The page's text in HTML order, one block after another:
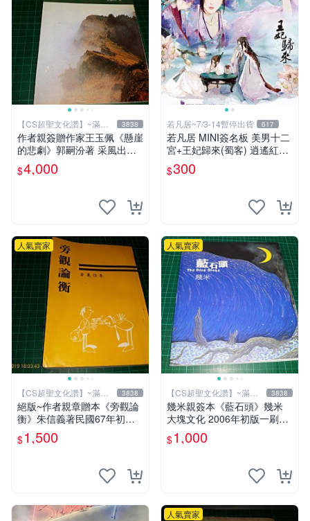
【CS超聖文化讚】~滿千
元送運
3838
作者親簽贈作家王玉佩《懸崖
的悲劇》郭嗣汾著 采風出版
民國77年初版 【CS超聖文化
讚】
$4,000
若凡居~7/3-14暫停出貨 617
若凡居 MINI簽名板 美男十二
宮+王妃歸來(蜀客) 逍遙紅塵
&貓君笑豬&何何舞 親筆簽名
簽名板
$300
人氣賣家
【CS超聖文化讚】~滿千
元送運
3838
絕版~作者親章贈本《旁觀論
衡》朱信義著民國67年初版
泛黃 【CS超聖文化讚】
$1,500
人氣賣家
【CS超聖文化讚】~滿千
元送運
3838
幾米親簽本《藍石頭》幾米
大塊文化 2006年初版一刷
【CS超聖文化讚】
$1,000
人氣賣家